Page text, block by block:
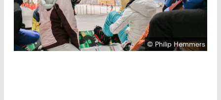
Urheberrecht:
© Philip Hemmers